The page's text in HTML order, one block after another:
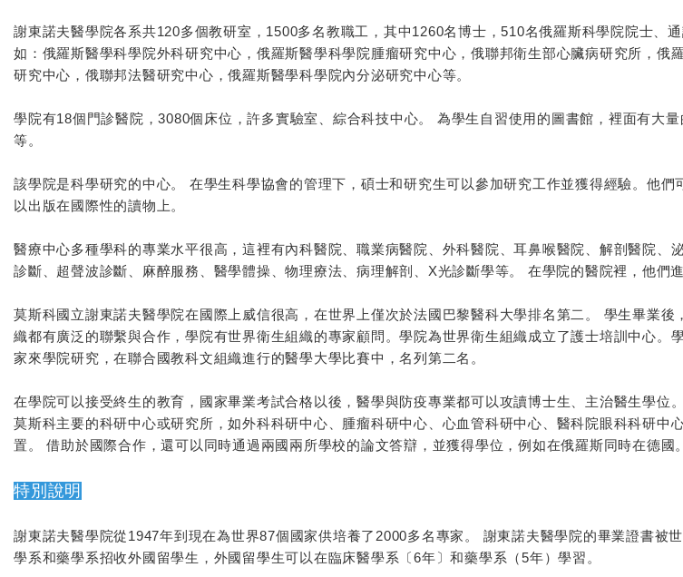
謝東諾夫醫學院各系共120多個教研室，1500多名教職工，其中1260名博士，510名俄羅斯科學院院士、
如：俄羅斯醫學科學院外科研究中心，俄羅斯醫學科學院腫瘤研究中心，俄聯邦衛生部心臟病研究所，
研究中心，俄聯邦法醫研究中心，俄羅斯醫學科學院內分泌研究中心等。
學院有18個門診醫院，3080個床位，許多實驗室、綜合科技中心。 為學生自習使用的圖書館，裡面有大
等。
該學院是科學研究的中心。 在學生科學協會的管理下，碩士和研究生可以參加研究工作並獲得經驗。他
以出版在國際性的讀物上。
醫療中心多種學科的專業水平很高，這裡有內科醫院、職業病醫院、外科醫院、耳鼻喉醫院、解剖醫院
診斷、超聲波診斷、麻醉服務、醫學體操、物理療法、病理解剖、X光診斷學等。 在學院的醫院裡，他們
莫斯科國立謝東諾夫醫學院在國際上威信很高，在世界上僅次於法國巴黎醫科大學排名第二。 學生畢業
織都有廣泛的聯繫與合作，學院有世界衛生組織的專家顧問。學院為世界衛生組織成立了護士培訓中心
家來學院研究，在聯合國教科文組織進行的醫學大學比賽中，名列第二名。
在學院可以接受終生的教育，國家畢業考試合格以後，醫學與防疫專業都可以攻讀博士生、主治醫生學
莫斯科主要的科研中心或研究所，如外科科研中心、腫瘤科研中心、心血管科研中心、醫科院眼科科研
置。 借助於國際合作，還可以同時通過兩國兩所學校的論文答辯，並獲得學位，例如在俄羅斯同時在德國。
特別說明
謝東諾夫醫學院從1947年到現在為世界87個國家供培養了2000多名專家。 謝東諾夫醫學院的畢業證書
學系和藥學系招收外國留學生，外國留學生可以在臨床醫學系〔6年〕和藥學系（5年）學習。